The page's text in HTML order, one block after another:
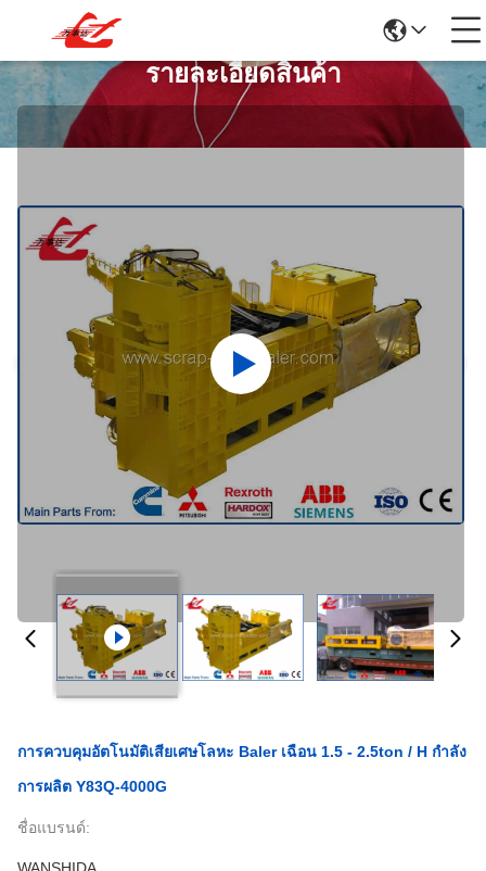
รายละเอียดสินค้า
การควบคุมอัตโนมัติเสียเศษโลหะ Baler เฉือน 1.5 - 2.5ton / H กำลัง
การผลิต Y83Q-4000G
ชื่อแบรนด์: